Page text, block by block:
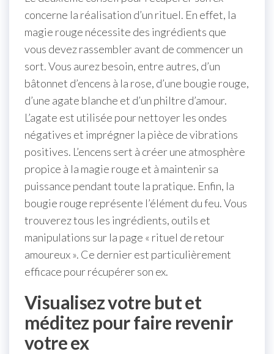
concerne la réalisation d’un rituel. En effet, la
magie rouge nécessite des ingrédients que
vous devez rassembler avant de commencer un
sort. Vous aurez besoin, entre autres, d’un
bâtonnet d’encens à la rose, d’une bougie rouge,
d’une agate blanche et d’un philtre d’amour.
L’agate est utilisée pour nettoyer les ondes
négatives et imprégner la pièce de vibrations
positives. L’encens sert à créer une atmosphère
propice à la magie rouge et à maintenir sa
puissance pendant toute la pratique. Enfin, la
bougie rouge représente l’élément du feu. Vous
trouverez tous les ingrédients, outils et
manipulations sur la page « rituel de retour
amoureux ». Ce dernier est particulièrement
efficace pour récupérer son ex.
Visualisez votre but et
méditez pour faire revenir
votre ex